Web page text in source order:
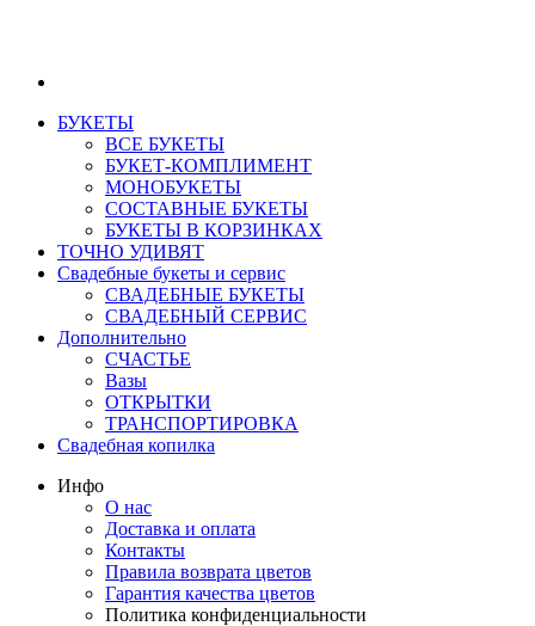
БУКЕТЫ
ВСЕ БУКЕТЫ
БУКЕТ-КОМПЛИМЕНТ
МОНОБУКЕТЫ
СОСТАВНЫЕ БУКЕТЫ
БУКЕТЫ В КОРЗИНКАХ
ТОЧНО УДИВЯТ
Свадебные букеты и сервис
СВАДЕБНЫЕ БУКЕТЫ
СВАДЕБНЫЙ СЕРВИС
Дополнительно
СЧАСТЬЕ
Вазы
ОТКРЫТКИ
ТРАНСПОРТИРОВКА
Свадебная копилка
Инфо
О нас
Доставка и оплата
Контакты
Правила возврата цветов
Гарантия качества цветов
Политика конфиденциальности